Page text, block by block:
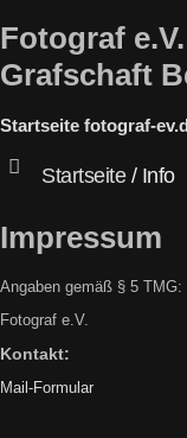
Fotograf
Grafschaft
Startseite fotograf-
Startseite/ Info
Impressum
Angaben gemäß § 5 TMG:
Fotograf e.V.
Kontakt:
Mail-Formular